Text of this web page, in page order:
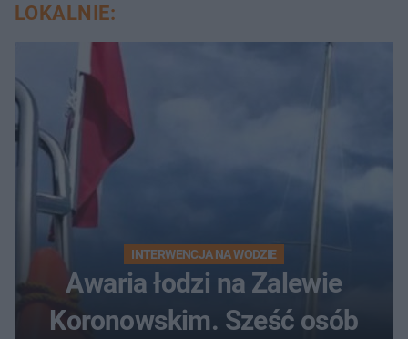
LOKALNIE:
INTERWENCJA NA WODZIE
Awaria łodzi na Zalewie
Koronowskim. Sześć osób